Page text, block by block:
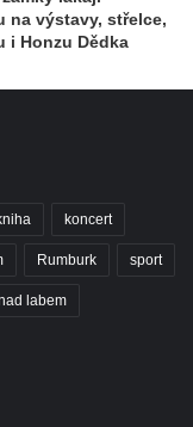
na výstavy, střelce,
i Honzu Dědka
koncert
Rumburk sport
labem